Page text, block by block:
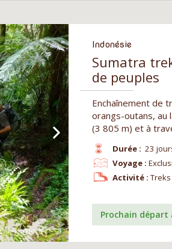
Indonésie
Sumatra
de peuples
Enchaînement de
orangs-outans, au
(3 805 m) et à
Durée : 23
Voyage :
Activité :
Prochain départ